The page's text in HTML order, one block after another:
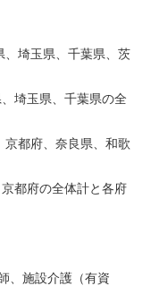
埼玉県、千葉県、茨
玉県、千葉県の全
府、奈良県、和歌
府の全体計と各府
、施設介護（有資